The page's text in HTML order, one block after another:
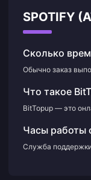
SPOTIFY
Сколько
Обычно заказ
Что такое
BitTopup — это
Часы работы
Служба поддержки